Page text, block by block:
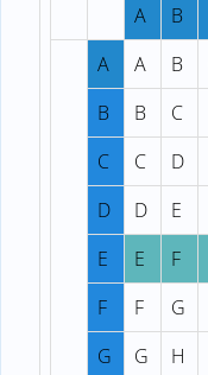
A B
A A B
B
B C
C
C D
D
D E
E
E F
F
F G
G
G H